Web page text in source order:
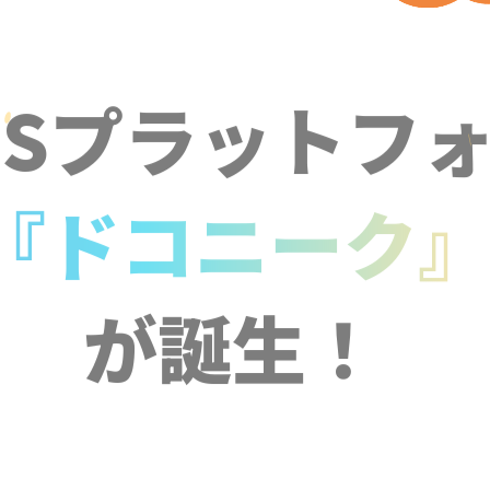
プラットフ
ドコニーク』
が誕生！